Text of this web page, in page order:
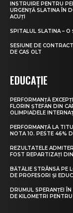
INSTRUIRE PENTRU
URGENȚĂ SLATINA ÎN
ACUȚI
SPITALUL SLATINA – O
SESIUNE DE
DE CAS OLT
EDUCAȚIE
PERFORMANȚĂ
FLORIN ȘTEFAN DIN
OLIMPIADELE
PERFORMANȚĂ LA
NOTA 10. PESTE 46%
REZULTATELE
FOST REPARTIZAȚI
BĂTĂLIE STRÂNSĂ PE
DE PROFESORI ȘI
DRUMUL SPERANȚEI
DE KILOMETRI PENTRU